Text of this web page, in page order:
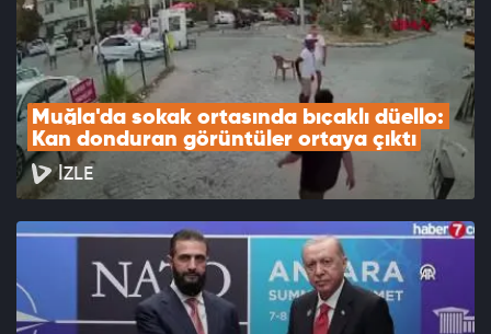
Muğla'da sokak ortasında bıçaklı düello:
Kan donduran görüntüler ortaya çıktı
İZLE